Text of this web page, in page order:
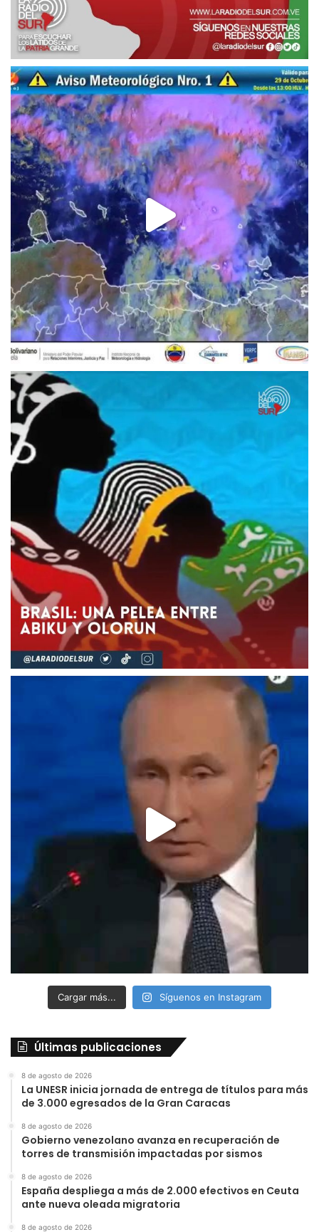
Cargar más... Síguenos en Instagram
Últimas publicaciones
8 de agosto de 2026
La UNESR inicia jornada de entrega de títulos para más
de 3.000 egresados de la Gran Caracas
8 de agosto de 2026
Gobierno venezolano avanza en recuperación de
torres de transmisión impactadas por sismos
8 de agosto de 2026
España despliega a más de 2.000 efectivos en Ceuta
ante nueva oleada migratoria
8 de agosto de 2026